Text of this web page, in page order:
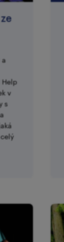
a
Help
v
s